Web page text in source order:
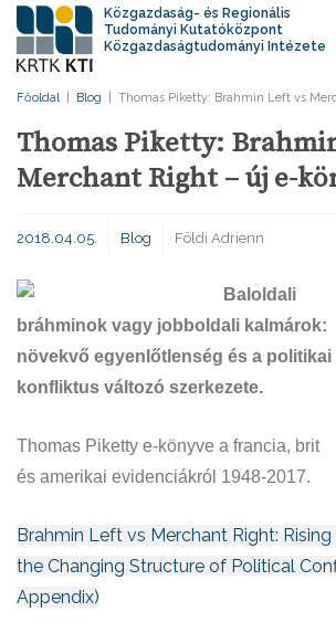
Közgazdaság- és Regionális
Tudományi Kutatóközpont
Közgazdaságtudományi Intézete
Főoldal Blog Thomas Piketty: Brahmin Left vs
Thomas Piketty:
Merchant Right – új e-
2018.04.05. Blog Földi Adrienn
Baloldali
bráhminok vagy jobboldali kalmárok:
növekvő egyenlőtlenség és a politikai
konfliktus változó szerkezete.
Thomas Piketty e-könyve a francia, brit
és amerikai evidenciákról 1948-2017.
Brahmin Left vs Merchant Right:
the Changing Structure of Political
Appendix)